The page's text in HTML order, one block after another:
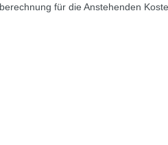
für die Anstehenden